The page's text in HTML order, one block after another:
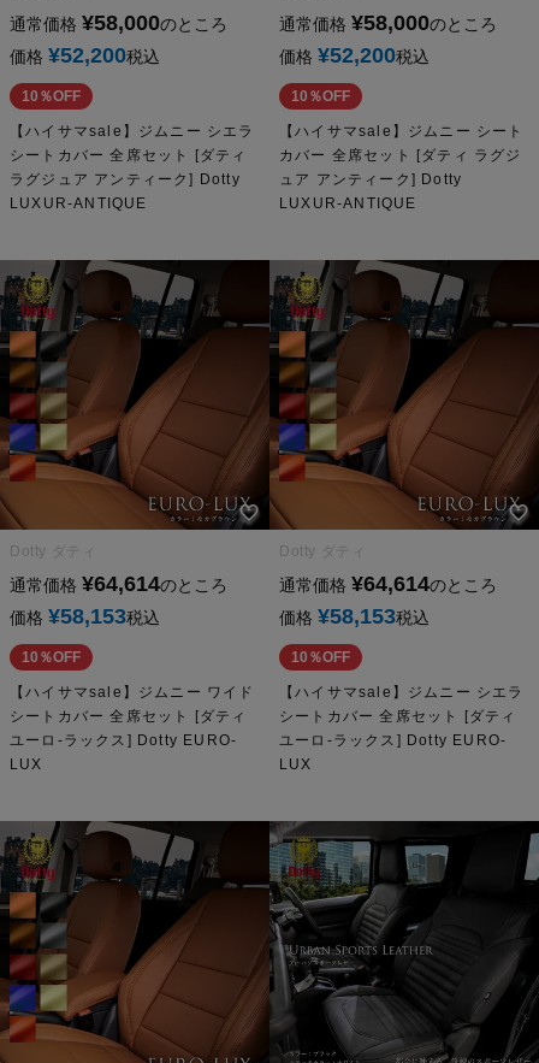
通常価格 ¥58,000のところ
価格 ¥52,200税込
10％OFF
【ハイサマsale】ジムニー シエラ
シートカバー 全席セット [ダティ
ラグジュア アンティーク] Dotty
LUXUR-ANTIQUE
通常価格 ¥58,000のところ
価格 ¥52,200税込
10％OFF
【ハイサマsale】ジムニー シート
カバー 全席セット [ダティ ラグジ
ュア アンティーク] Dotty
LUXUR-ANTIQUE
Dotty ダティ
通常価格 ¥64,614のところ
価格 ¥58,153税込
10％OFF
【ハイサマsale】ジムニー ワイド
シートカバー 全席セット [ダティ
ユーロ-ラックス] Dotty EURO-
LUX
Dotty ダティ
通常価格 ¥64,614のところ
価格 ¥58,153税込
10％OFF
【ハイサマsale】ジムニー シエラ
シートカバー 全席セット [ダティ
ユーロ-ラックス] Dotty EURO-
LUX